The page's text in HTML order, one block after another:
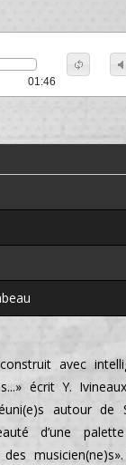
01:46
avec
écrit Y.
autour de
d’une
des